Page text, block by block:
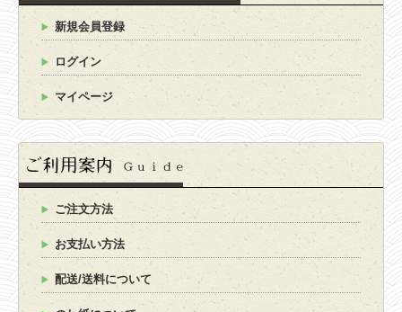
新規会員登録
ログイン
マイページ
ご注文方法
お支払い方法
配送/送料について